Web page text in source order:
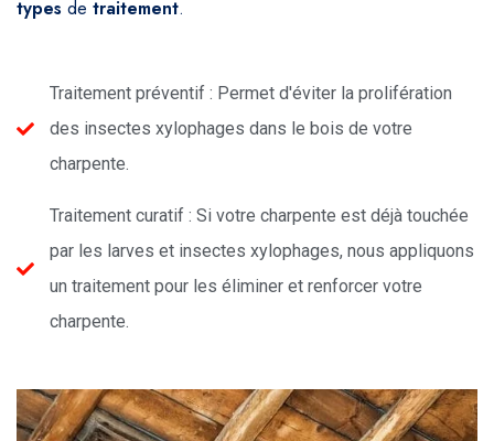
types de traitement.
Traitement préventif : Permet d'éviter la prolifération
des insectes xylophages dans le bois de votre
charpente.
Traitement curatif : Si votre charpente est déjà touchée
par les larves et insectes xylophages, nous appliquons
un traitement pour les éliminer et renforcer votre
charpente.